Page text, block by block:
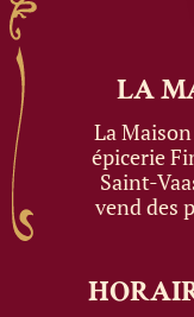
LA
La
épicerie
Saint-
vend des